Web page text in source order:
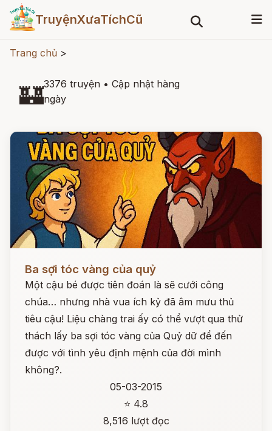
TruyệnXưaTíchCũ
Trang chủ >
🏰3376 truyện • Cập nhật hàng
ngày
Ba sợi tóc vàng của quỷ
Một cậu bé được tiên đoán là sẽ cưới công
chúa… nhưng nhà vua ích kỷ đã âm mưu thủ
tiêu cậu! Liệu chàng trai ấy có thể vượt qua thử
thách lấy ba sợi tóc vàng của Quỷ dữ để đến
được với tình yêu định mệnh của đời mình
không?.
05-03-2015
⭐ 4.8
8,516 lượt đọc